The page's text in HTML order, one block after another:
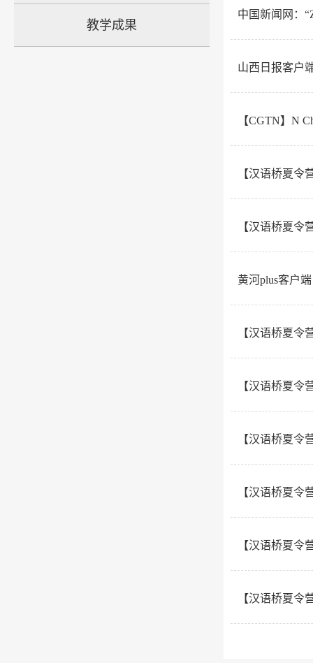
教学成果
中国新闻网：
山西日报客户
【CGTN】N
【汉语桥夏令
【汉语桥夏令
黄河plus客户
【汉语桥夏令
【汉语桥夏令
【汉语桥夏令
【汉语桥夏令
【汉语桥夏令
【汉语桥夏令